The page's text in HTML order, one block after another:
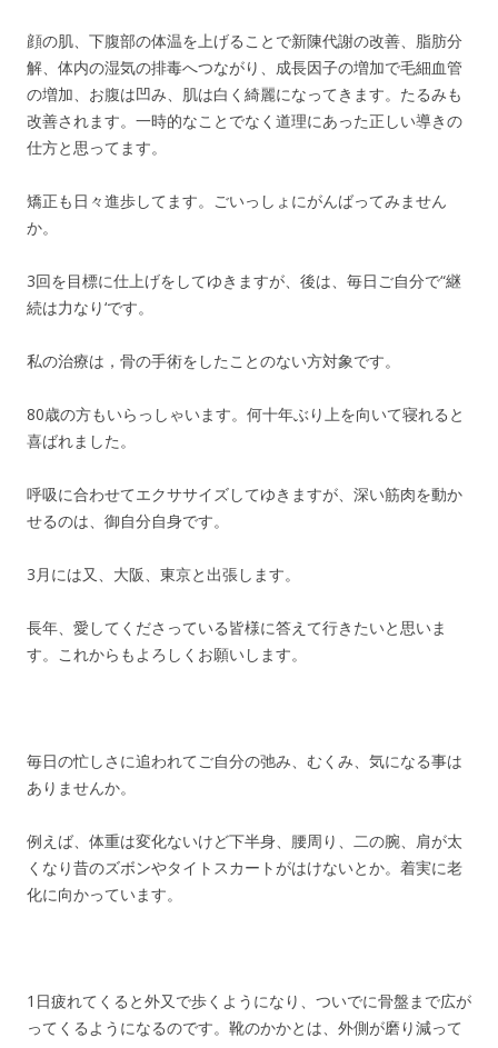
顔の肌、下腹部の体温を上げることで新陳代謝の改善、脂肪分
解、体内の湿気の排毒へつながり、成長因子の増加で毛細血管
の増加、お腹は凹み、肌は白く綺麗になってきます。たるみも
改善されます。一時的なことでなく道理にあった正しい導きの
仕方と思ってます。
矯正も日々進歩してます。ごいっしょにがんばってみません
か。
3回を目標に仕上げをしてゆきますが、後は、毎日ご自分で“継
続は力なり‘です。
私の治療は，骨の手術をしたことのない方対象です。
80歳の方もいらっしゃいます。何十年ぶり上を向いて寝れると
喜ばれました。
呼吸に合わせてエクササイズしてゆきますが、深い筋肉を動か
せるのは、御自分自身です。
3月には又、大阪、東京と出張します。
長年、愛してくださっている皆様に答えて行きたいと思いま
す。これからもよろしくお願いします。
毎日の忙しさに追われてご自分の弛み、むくみ、気になる事は
ありませんか。
例えば、体重は変化ないけど下半身、腰周り、二の腕、肩が太
くなり昔のズボンやタイトスカートがはけないとか。着実に老
化に向かっています。
1日疲れてくると外又で歩くようになり、ついでに骨盤まで広が
ってくるようになるのです。靴のかかとは、外側が磨り減って